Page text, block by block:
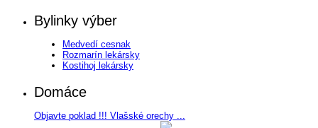
Bylinky výber
Medvedí cesnak
Rozmarín lekársky
Kostihoj lekársky
Domáce
Objavte poklad !!! Vlašské orechy ...